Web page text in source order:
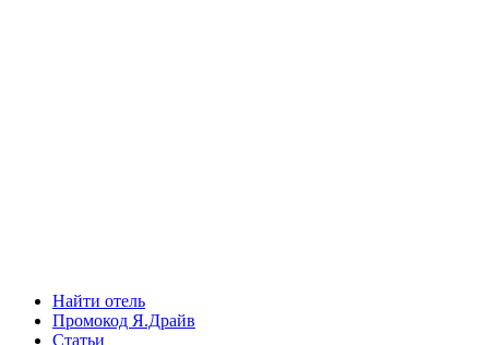
Найти отель
Промокод Я.Драйв
Статьи